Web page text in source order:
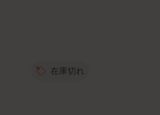
在庫切れ